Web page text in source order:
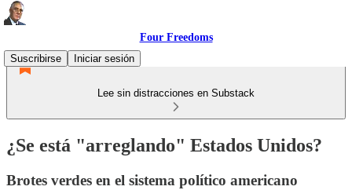
Four Freedoms
Suscribirse
Iniciar sesión
Lee sin distracciones en Substack
¿Se está "arreglando" Estados Unidos?
Brotes verdes en el sistema político americano